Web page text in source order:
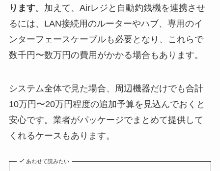
ります。加えて、Airレジと自動釣銭機を連携させ
るには、LAN接続用のルーターやハブ、専用のイ
ンターフェースケーブルも必要となり、これらで
数千円〜数万円の費用がかかる場合もあります。
システム全体で見た場合、周辺機器だけでも合計
10万円〜20万円程度の追加予算を見込んでおくと
安心です。業者がパッケージでまとめて提供して
くれるケースもあります。
あわせて読みたい